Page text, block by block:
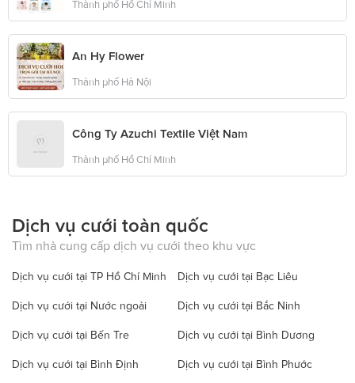
Thành phố Hồ Chí Minh
An Hy Flower
Thành phố Hà Nội
Công Ty Azuchi Textile Việt Nam
Thành phố Hồ Chí Minh
Dịch vụ cưới toàn quốc
Tìm nhà cung cấp dịch vụ cưới theo khu vực
Dịch vụ cưới tại TP Hồ Chí Minh Dịch vụ cưới tại Bạc Liêu
Dịch vụ cưới tại Nước ngoài Dịch vụ cưới tại Bắc Ninh
Dịch vụ cưới tại Bến Tre Dịch vụ cưới tại Bình Dương
Dịch vụ cưới tại Bình Định Dịch vụ cưới tại Bình Phước